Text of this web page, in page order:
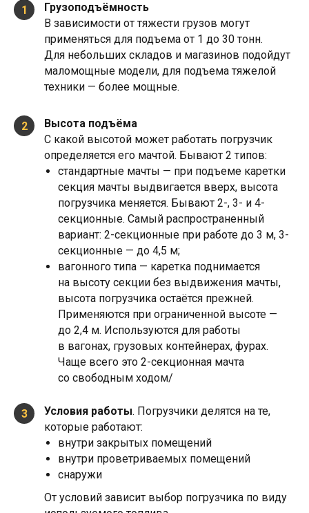
1
Грузоподъёмность
В зависимости от тяжести грузов могут
применяться для подъема от 1 до 30 тонн.
Для небольших складов и магазинов подойдут
маломощные модели, для подъема тяжелой
техники — более мощные.
2
Высота подъёма
С какой высотой может работать погрузчик
определяется его мачтой. Бывают 2 типов:
стандартные мачты — при подъеме каретки
секция мачты выдвигается вверх, высота
погрузчика меняется. Бывают 2-, 3- и 4-
секционные. Самый распространенный
вариант: 2-секционные при работе до 3 м, 3-
секционные — до 4,5 м;
вагонного типа — каретка поднимается
на высоту секции без выдвижения мачты,
высота погрузчика остаётся прежней.
Применяются при ограниченной высоте —
до 2,4 м. Используются для работы
в вагонах, грузовых контейнерах, фурах.
Чаще всего это 2-секционная мачта
со свободным ходом/
3 Условия работы. Погрузчики делятся на те,
которые работают:
внутри закрытых помещений
внутри проветриваемых помещений
снаружи
От условий зависит выбор погрузчика по виду